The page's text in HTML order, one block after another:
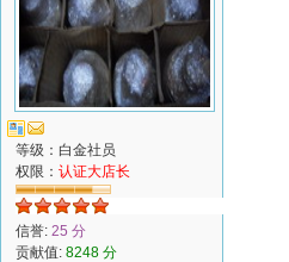
等级：白金社员
权限： 认证大店长
信誉: 25 分
贡献值: 8248 分